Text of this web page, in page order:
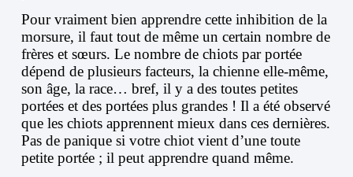
Pour vraiment bien apprendre cette inhibition de la
morsure, il faut tout de même un certain nombre de
frères et sœurs. Le nombre de chiots par portée
dépend de plusieurs facteurs, la chienne elle-même,
son âge, la race… bref, il y a des toutes petites
portées et des portées plus grandes ! Il a été observé
que les chiots apprennent mieux dans ces dernières.
Pas de panique si votre chiot vient d’une toute
petite portée ; il peut apprendre quand même.